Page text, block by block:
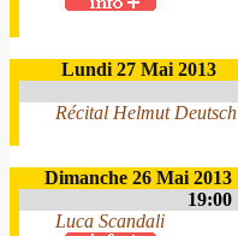
Lundi 27 Mai 2013
Récital Helmut Deutsch
Dimanche 26 Mai 2013
19:00
Luca Scandali